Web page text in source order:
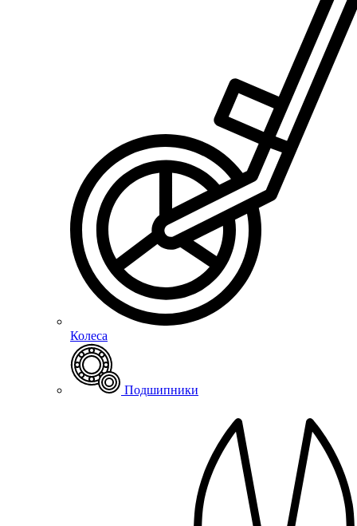
Колеса
Подшипники